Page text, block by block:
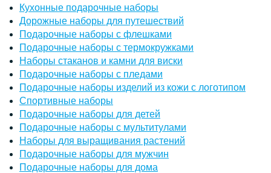
Кухонные подарочные наборы
Дорожные наборы для путешествий
Подарочные наборы с флешками
Подарочные наборы с термокружками
Наборы стаканов и камни для виски
Подарочные наборы с пледами
Подарочные наборы изделий из кожи с логотипом
Спортивные наборы
Подарочные наборы для детей
Подарочные наборы с мультитулами
Наборы для выращивания растений
Подарочные наборы для мужчин
Подарочные наборы для дома